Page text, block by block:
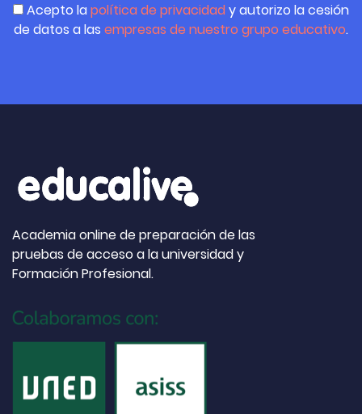
Acepto lapolítica de privacidady autorizo la cesión
de datos a las empresas de nuestro grupo educativo.
Academia online de preparación de las
pruebas de acceso a la universidad y
Formación Profesional.